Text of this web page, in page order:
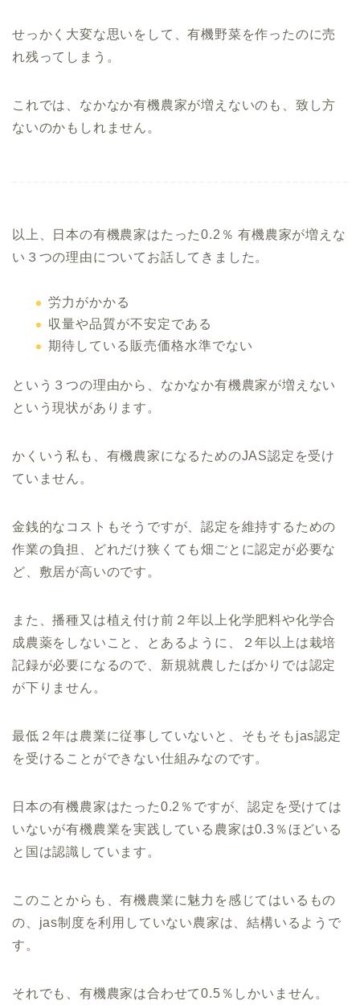
せっかく大変な思いをして、有機野菜を作ったのに売
れ残ってしまう。
これでは、なかなか有機農家が増えないのも、致し方
ないのかもしれません。
以上、日本の有機農家はたった0.2％ 有機農家が増えな
い３つの理由についてお話してきました。
労力がかかる
収量や品質が不安定である
期待している販売価格水準でない
という３つの理由から、なかなか有機農家が増えない
という現状があります。
かくいう私も、有機農家になるためのJAS認定を受け
ていません。
金銭的なコストもそうですが、認定を維持するための
作業の負担、どれだけ狭くても畑ごとに認定が必要な
ど、敷居が高いのです。
また、播種又は植え付け前２年以上化学肥料や化学合
成農薬をしないこと、とあるように、２年以上は栽培
記録が必要になるので、新規就農したばかりでは認定
が下りません。
最低２年は農業に従事していないと、そもそもjas認定
を受けることができない仕組みなのです。
日本の有機農家はたった0.2％ですが、認定を受けては
いないが有機農業を実践している農家は0.3％ほどいる
と国は認識しています。
このことからも、有機農業に魅力を感じてはいるもの
の、jas制度を利用していない農家は、結構いるようで
す。
それでも、有機農家は合わせて0.5％しかいません。